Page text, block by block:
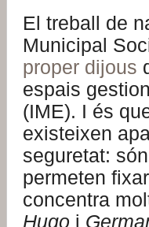
El treball de
Municipal
proper dijous
espais
(IME). I és
existeixen
seguretat:
permeten
concentra
Hugo i